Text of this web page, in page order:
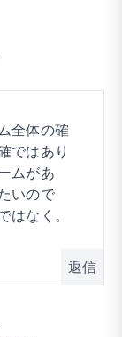
全体の確
ではあり
ムがあ
いので
はなく。
返信